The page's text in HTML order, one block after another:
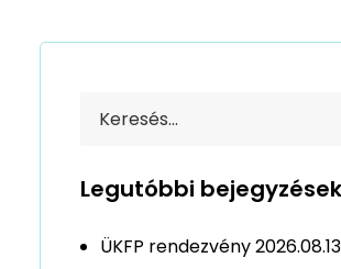
Legutóbbi bejegyzések
ÜKFP rendezvény